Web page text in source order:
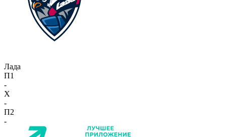
Лада
П1
-
X
-
П2
-